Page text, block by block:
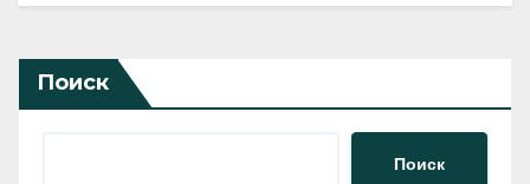
Поиск
Поиск